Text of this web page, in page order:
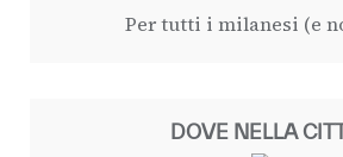
Per tutti i milanesi (e
DOVE NELLA